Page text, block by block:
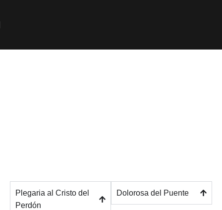
Plegaria al Cristo del
Perdón
Dolorosa del Puente